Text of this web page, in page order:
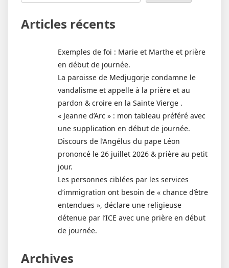
Articles récents
Exemples de foi : Marie et Marthe et prière
en début de journée.
La paroisse de Medjugorje condamne le
vandalisme et appelle à la prière et au
pardon & croire en la Sainte Vierge .
« Jeanne d’Arc » : mon tableau préféré avec
une supplication en début de journée.
Discours de l’Angélus du pape Léon
prononcé le 26 juillet 2026 & prière au petit
jour.
Les personnes ciblées par les services
d’immigration ont besoin de « chance d’être
entendues », déclare une religieuse
détenue par l’ICE avec une prière en début
de journée.
Archives